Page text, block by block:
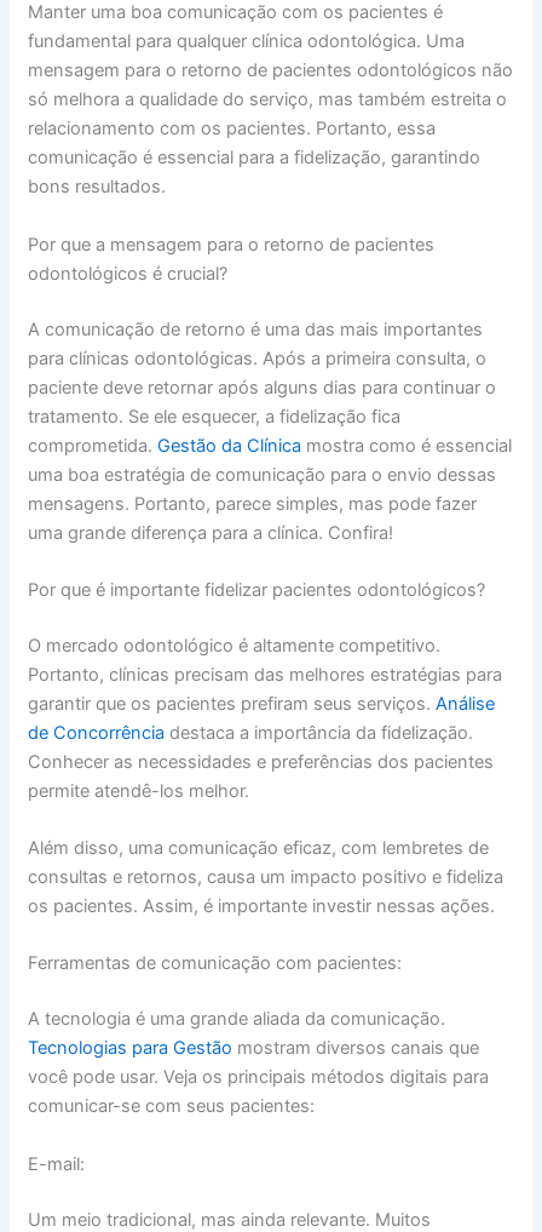
Manter uma boa comunicação com os pacientes é
fundamental para qualquer clínica odontológica. Uma
mensagem para o retorno de pacientes odontológicos não
só melhora a qualidade do serviço, mas também estreita o
relacionamento com os pacientes. Portanto, essa
comunicação é essencial para a fidelização, garantindo
bons resultados.
Por que a mensagem para o retorno de pacientes
odontológicos é crucial?
A comunicação de retorno é uma das mais importantes
para clínicas odontológicas. Após a primeira consulta, o
paciente deve retornar após alguns dias para continuar o
tratamento. Se ele esquecer, a fidelização fica
comprometida. Gestão da Clínica mostra como é essencial
uma boa estratégia de comunicação para o envio dessas
mensagens. Portanto, parece simples, mas pode fazer
uma grande diferença para a clínica. Confira!
Por que é importante fidelizar pacientes odontológicos?
O mercado odontológico é altamente competitivo.
Portanto, clínicas precisam das melhores estratégias para
garantir que os pacientes prefiram seus serviços. Análise
de Concorrência destaca a importância da fidelização.
Conhecer as necessidades e preferências dos pacientes
permite atendê-los melhor.
Além disso, uma comunicação eficaz, com lembretes de
consultas e retornos, causa um impacto positivo e fideliza
os pacientes. Assim, é importante investir nessas ações.
Ferramentas de comunicação com pacientes:
A tecnologia é uma grande aliada da comunicação.
Tecnologias para Gestão mostram diversos canais que
você pode usar. Veja os principais métodos digitais para
comunicar-se com seus pacientes:
E-mail:
Um meio tradicional, mas ainda relevante. Muitos